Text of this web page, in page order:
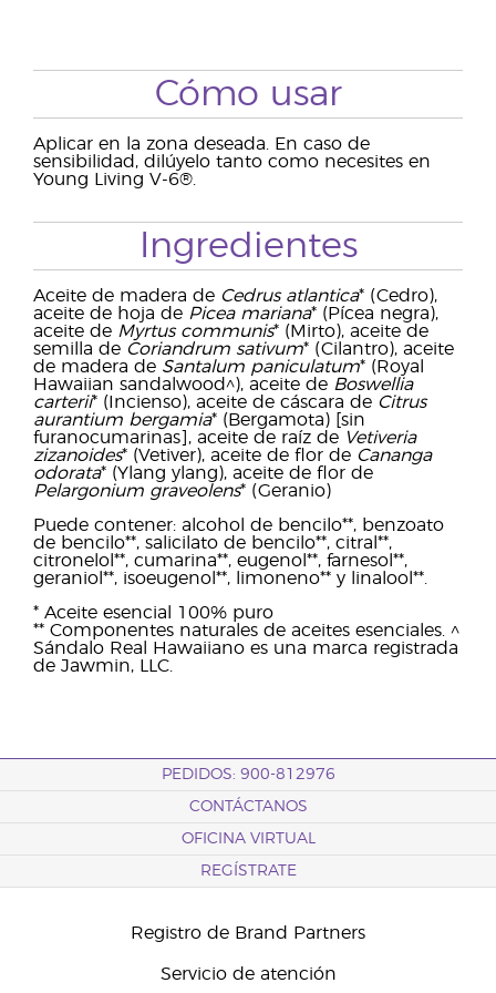
Cómo usar
Aplicar en la zona deseada. En caso de
sensibilidad, dilúyelo tanto como necesites en
Young Living V-6®.
Ingredientes
Aceite de madera de Cedrus atlantica* (Cedro),
aceite de hoja de Picea mariana* (Pícea negra),
aceite de Myrtus communis* (Mirto), aceite de
semilla de Coriandrum sativum* (Cilantro), aceite
de madera de Santalum paniculatum* (Royal
Hawaiian sandalwood^), aceite de Boswellia
carterii* (Incienso), aceite de cáscara de Citrus
aurantium bergamia* (Bergamota) [sin
furanocumarinas], aceite de raíz de Vetiveria
zizanoides* (Vetiver), aceite de flor de Cananga
odorata* (Ylang ylang), aceite de flor de
Pelargonium graveolens* (Geranio)
Puede contener: alcohol de bencilo**, benzoato
de bencilo**, salicilato de bencilo**, citral**,
citronelol**, cumarina**, eugenol**, farnesol**,
geraniol**, isoeugenol**, limoneno** y linalool**.
* Aceite esencial 100% puro
** Componentes naturales de aceites esenciales. ^
Sándalo Real Hawaiiano es una marca registrada
de Jawmin, LLC.
PEDIDOS: 900-812976
CONTÁCTANOS
OFICINA VIRTUAL
REGÍSTRATE
Registro de Brand Partners
Servicio de atención